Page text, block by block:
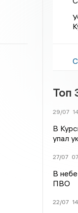
Топ
29/07
В
упал
27/07
В
ПВО
22/07